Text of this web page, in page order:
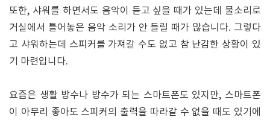
또한, 샤워를 하면서도 음악이 듣고 싶을 때가 있는데 물소리로
거실에서 틀어놓은 음악 소리가 안 들릴 때가 많습니다. 그렇다
고 샤워하는데 스피커를 가져갈 수도 없고 참 난감한 상황이 있
기 마련입니다.
요즘은 생활 방수나 방수가 되는 스마트폰도 있지만, 스마트폰
이 아무리 좋아도 스피커의 출력을 따라갈 수 없을 때도 있기에